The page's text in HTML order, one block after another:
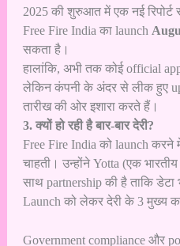
2025 की शुरुआत में एक नई रिपोर्ट
Free Fire India का launch
सकता है।
हालांकि, अभी तक कोई official
लेकिन कंपनी के अंदर से लीक हुए
तारीख की ओर इशारा करते हैं।
3. क्यों हो रही है बार-बार देरी?
Free Fire India को launch करने
चाहती। उन्होंने Yotta (एक
साथ partnership की है ताकि डेटा
Launch को लेकर देरी के 3 मुख्य
Government compliance और